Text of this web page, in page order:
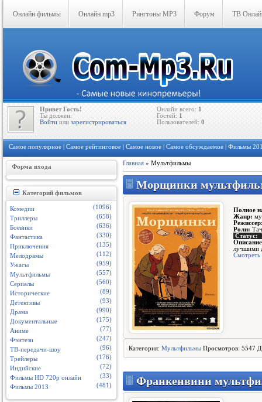
Онлайн фильмы Онлайн mp3 Рингтоны MP3 Форум ТВ
Привет Гость!
Ты должен:
Войти или зарегистрироваться
Онлайн всего: 1
Гостей: 1
Пользователей: 0
Самое популярное Самое рейтинговое Самое новое Самое обсуждаемое | Фильмы
Форма входа
Категорий фильмов
Комедии
(1096)
Триллеры
(658)
Боевики
(636)
Фантастика
(330)
Приключения
(135)
Мелодрамы
(112)
Ужасы
(959)
Мультфильмы
(557)
Сериалы
(560)
Исторические
(89)
Детективы
(93)
Драма
(990)
Документальные
(175)
Аниме
(77)
Фэнтези
(247)
ТВ-передачи-шоу
(96)
Трейлеры
(176)
Индийские
(72)
Фильмы HD 720p онлайн
(33)
Фильмы 2013
(481)
Главная » Мультфильмы
Морщинки
Полное
Жанр:
Роли:
Статус:
лучшими
Смотреть
Категория: Мультфильмы Просмотров: 5547
Франкенвини